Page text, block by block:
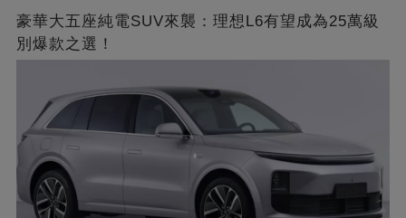
豪華大五座純電SUV來襲：理想L6有望成為25萬級
別爆款之選！